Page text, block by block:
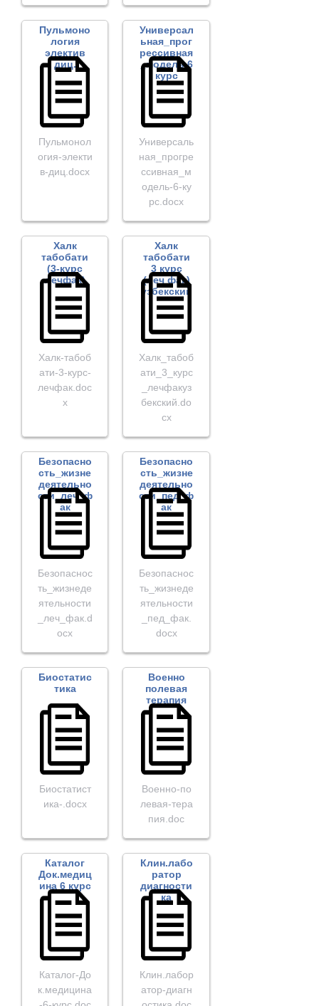
Пульмоно
логия
электив
диц.
Пульмонол
огия-электи
в-диц.docx
Универсал
ьная_прог
рессивная
_модель 6
курс
Универсаль
ная_прогре
ссивная_м
одель-6-ку
рс.docx
Халк
табобати
(3-курс
лечфак)
Халк-табоб
ати-3-курс-
лечфак.doc
x
Халк
табобати
3 курс
(леч фак)
узбекский
Халк_табоб
ати_3_курс
_лечфакуз
бекский.do
cx
Безопасно
сть_жизне
деятельно
сти_леч_ф
ак
Безопаснос
ть_жизнеде
ятельности
_леч_фак.d
ocx
Безопасно
сть_жизне
деятельно
сти_пед_ф
ак
Безопаснос
ть_жизнеде
ятельности
_пед_фак.
docx
Биостатис
тика
Биостатист
ика-.docx
Военно
полевая
терапия
Военно-по
левая-тера
пия.doc
Каталог
Док.медиц
ина 6 курс
Каталог-До
к.медицина
Клин.лабо
ратор
диагности
ка
Клин.лабор
атор-диагн